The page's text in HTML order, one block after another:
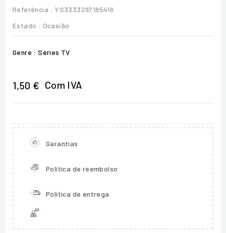
Referência : YS3333297195416
Estado : Ocasião
Genre : Séries TV
1,50 € Com IVA
Garantias
Política de reembolso
Política de entrega